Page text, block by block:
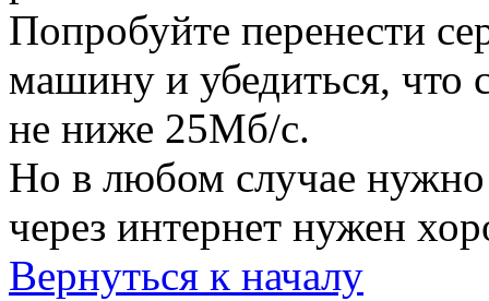
Попробуйте перенести
машину и убедиться, что
не ниже 25Мб/с.
Но в любом случае
через интернет нужен
Вернуться к началу